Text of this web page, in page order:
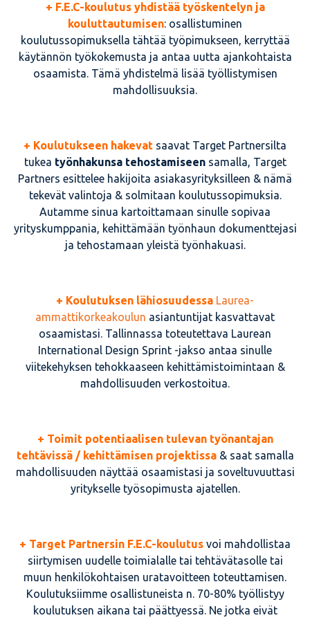
+ F.E.C-koulutus yhdistää työskentelyn ja
kouluttautumisen: osallistuminen
koulutussopimuksella tähtää työpimukseen, kerryttää
käytännön työkokemusta ja antaa uutta ajankohtaista
osaamista. Tämä yhdistelmä lisää työllistymisen
mahdollisuuksia.
+ Koulutukseen hakevat saavat Target Partnersilta
tukea työnhakunsa tehostamiseensamalla, Target
Partners esittelee hakijoita asiakasyrityksilleen & nämä
tekevät valintoja & solmitaan koulutussopimuksia.
Autamme sinua kartoittamaan sinulle sopivaa
yrityskumppania, kehittämään työnhaun dokumenttejasi
ja tehostamaan yleistä työnhakuasi.
+ Koulutuksen lähiosuudessa Laurea-
ammattikorkeakoulun asiantuntijat kasvattavat
osaamistasi. Tallinnassa toteutettava Laurean
International Design Sprint -jakso antaa sinulle
viitekehyksen tehokkaaseen kehittämistoimintaan &
mahdollisuuden verkostoitua.
+ Toimit potentiaalisen tulevan työnantajan
tehtävissä / kehittämisen projektissa& saat samalla
mahdollisuuden näyttää osaamistasi ja soveltuvuuttasi
yritykselle työsopimusta ajatellen.
+ Target Partnersin F.E.C-koulutus voi mahdollistaa
siirtymisen uudelle toimialalle tai tehtävätasolle tai
muun henkilökohtaisen uratavoitteen toteuttamisen.
Koulutuksiimme osallistuneista n. 70-80% työllistyy
koulutuksen aikana tai päättyessä. Ne jotka eivät